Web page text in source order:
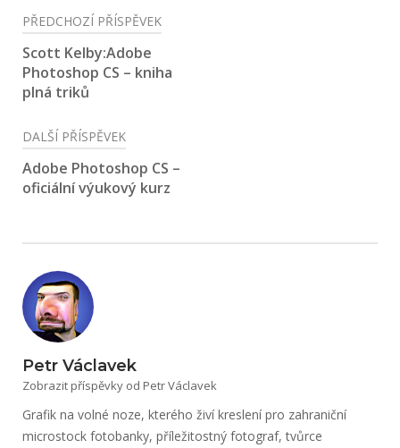
Navigace
pro
příspěvek
PŘEDCHOZÍ PŘÍSPĚVEK
Scott Kelby:Adobe
Photoshop CS – kniha
plná triků
DALŠÍ PŘÍSPĚVEK
Adobe Photoshop CS –
oficiální výukový kurz
Petr Václavek
Zobrazit příspěvky od Petr Václavek
Grafik na volné noze, kterého živí kreslení pro zahraniční
microstock fotobanky, příležitostný fotograf, tvůrce